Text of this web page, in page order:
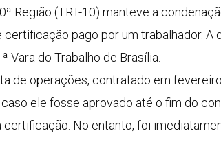
Região (TRT-10) manteve a
pago por um trabalhador. A
Vara do Trabalho de Brasília.
de operações, contratado em
ele fosse aprovado até o fim do
No entanto, foi